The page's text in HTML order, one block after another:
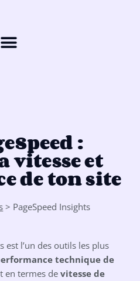
:
vitesse et
de ton site
> PageSpeed Insights
est l’un des outils les plus
technique de
en termes devitesse de